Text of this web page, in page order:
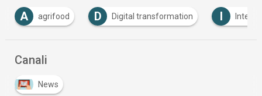
D
Digital transformation I Intelligenza Artificiale
Canali
News